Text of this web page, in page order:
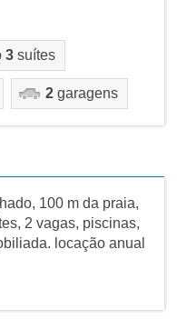
3suítes
2garagens
100 m da praia,
2 vagas, piscinas,
locação anual